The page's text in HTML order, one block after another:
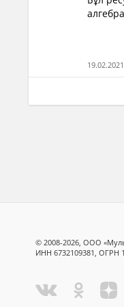
© 2008-2026, ООО
ИНН 6732109381, ОГРН